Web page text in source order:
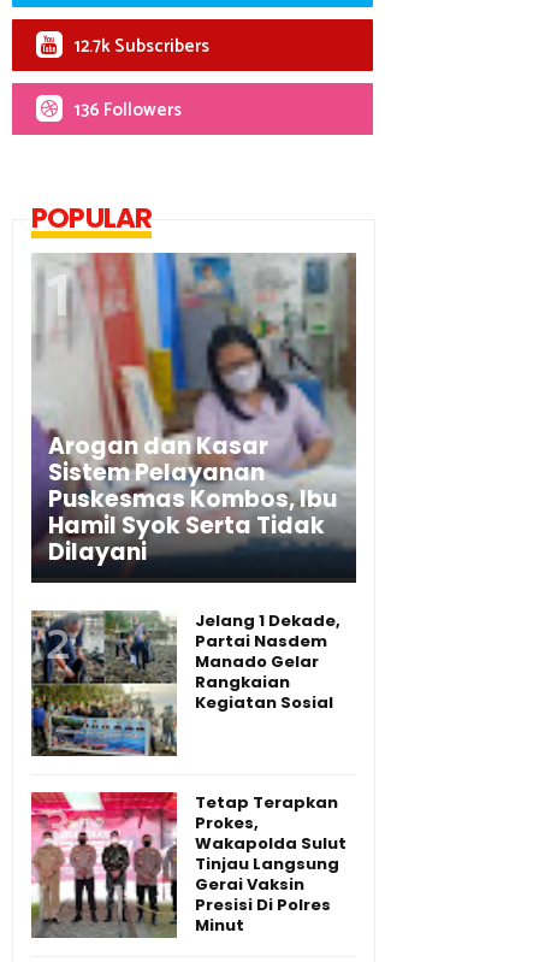
12.7k Subscribers
136 Followers
POPULAR
Arogan dan Kasar
Sistem Pelayanan
Puskesmas Kombos, Ibu
Hamil Syok Serta Tidak
Dilayani
Jelang 1 Dekade,
Partai Nasdem
Manado Gelar
Rangkaian
Kegiatan Sosial
Tetap Terapkan
Prokes,
Wakapolda Sulut
Tinjau Langsung
Gerai Vaksin
Presisi Di Polres
Minut